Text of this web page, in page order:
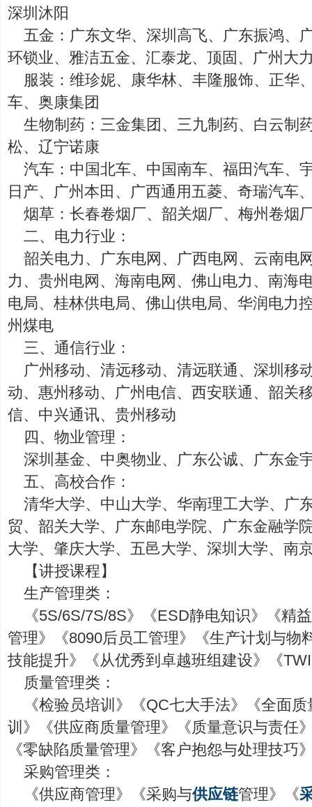
深圳沐阳
五金：广东文华、深圳高飞、广东振鸿、
环锁业、雅洁五金、汇泰龙、顶固、广州大
服装：维珍妮、康华林、丰隆服饰、正华
车、奥康集团
生物制药：三金集团、三九制药、白云制
松、辽宁诺康
汽车：中国北车、中国南车、福田汽车、
日产、广州本田、广西通用五菱、奇瑞汽车
烟草：长春卷烟厂、韶关烟厂、梅州卷烟
二、电力行业：
韶关电力、广东电网、广西电网、云南电
力、贵州电网、海南电网、佛山电力、南海
电局、桂林供电局、佛山供电局、华润电力
州煤电
三、通信行业：
广州移动、清远移动、清远联通、深圳移
动、惠州移动、广州电信、西安联通、韶关
信、中兴通讯、贵州移动
四、物业管理：
深圳基金、中奥物业、广东公诚、广东金
五、高校合作：
清华大学、中山大学、华南理工大学、广
贸、韶关大学、广东邮电学院、广东金融学
大学、肇庆大学、五邑大学、深圳大学、南
【讲授课程】
生产管理类：
《5S/6S/7S/8S》《ESD静电知识》《精
管理》《8090后员工管理》《生产计划与物
技能提升》《从优秀到卓越班组建设》《
质量管理类：
《检验员培训》《QC七大手法》《全面
训》《供应商质量管理》《质量意识与责任
《零缺陷质量管理》《客户抱怨与处理技巧
采购管理类：
《供应商管理》《采购与供应链管理》《